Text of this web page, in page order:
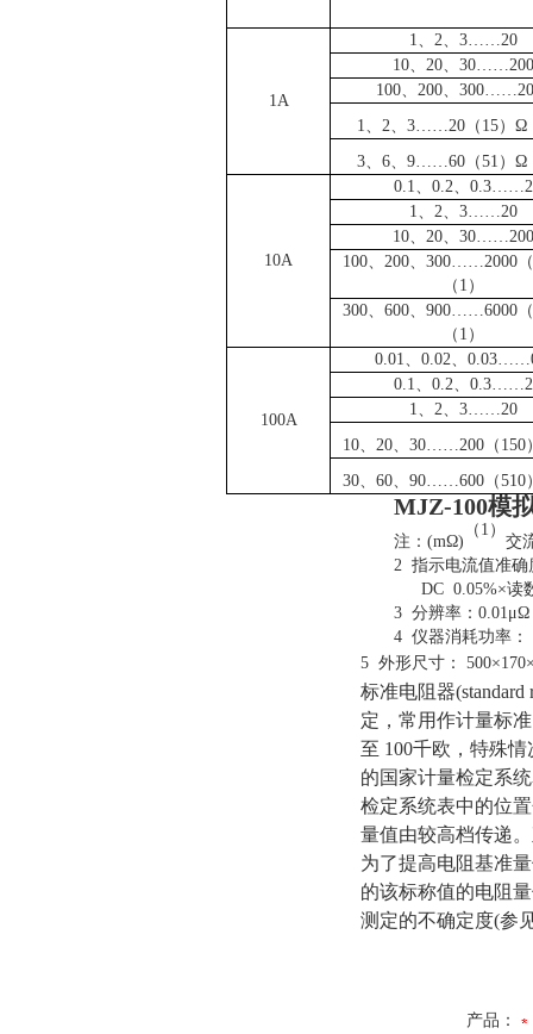
1A
1、 2、 3……20
10、 20、 30……200
100、 200、 300……
1、2、3……20 （ 15）Ω
3、6、9……60 （51 ）Ω
10A
0.1、 0.2、 0.3……2
1、 2、 3……20
10、 20、 30……200
100、 200、 300……2000（
（ 1 ）
300、 600、 900……6000（
（ 1 ）
100A
0.01、 0.02、 0.03……
0.1、 0.2、 0.3……2
1、 2、 3……20
10、 20、 30……200（ 150
30、 60、 90……600（510
MJZ-100模
注： (mΩ)
（ 1 ）
交
2 指示电流值准
DC 0.05%×读
3 分辨率： 0.01 μΩ
4 仪器消耗功率
5 外形尺寸： 500×170
标准电阻器
定，常用作计量标
至 100千欧，特殊
的国家计量检定系
检定系统表中的位
量值由较高档传递
为了提高电阻基准
的该标称值的电阻
测定的不确定度(参
产品：